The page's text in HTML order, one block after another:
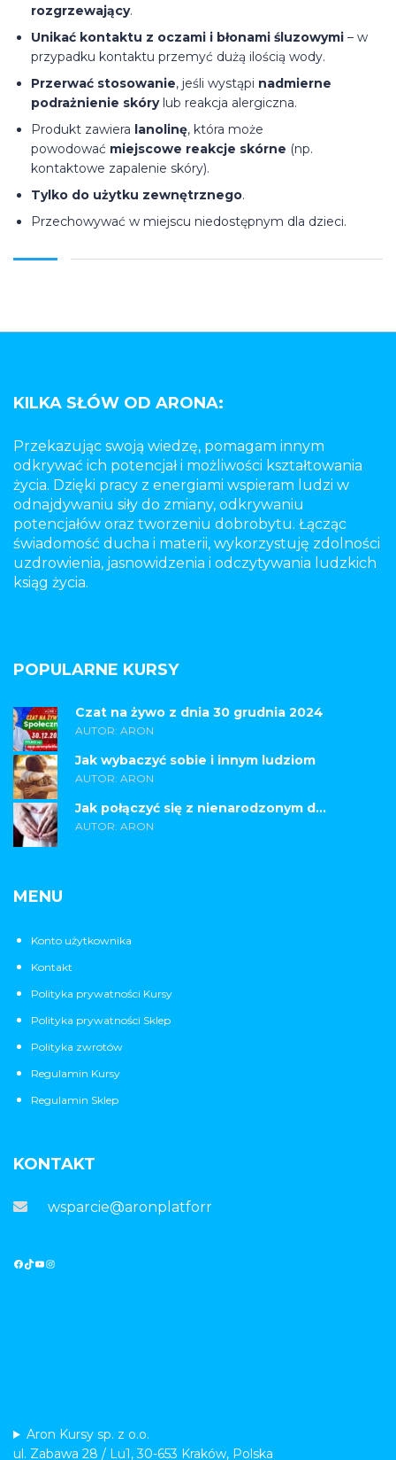
rozgrzewający.
Unikać kontaktu z oczami i błonami śluzowymi – w
przypadku kontaktu przemyć dużą ilością wody.
Przerwać stosowanie, jeśli wystąpi nadmierne
podrażnienie skórylub reakcja alergiczna.
Produkt zawiera lanolinę, która może
powodować miejscowe reakcje skórne (np.
kontaktowe zapalenie skóry).
Tylko do użytku zewnętrznego.
Przechowywać w miejscu niedostępnym dla dzieci.
KILKA SŁÓW OD ARONA:
Przekazując swoją wiedzę, pomagam innym
odkrywać ich potencjał i możliwości kształtowania
życia. Dzięki pracy z energiami wspieram ludzi w
odnajdywaniu siły do zmiany, odkrywaniu
potencjałów oraz tworzeniu dobrobytu. Łącząc
świadomość ducha i materii, wykorzystuję zdolności
uzdrowienia, jasnowidzenia i odczytywania ludzkich
ksiąg życia.
POPULARNE KURSY
Czat na żywo z dnia 30 grudnia 2024
AUTOR: ARON
Jak wybaczyć sobie i innym ludziom
AUTOR: ARON
Jak połączyć się z nienarodzonym d...
AUTOR: ARON
MENU
Konto użytkownika
Kontakt
Polityka prywatności Kursy
Polityka prywatności Sklep
Polityka zwrotów
Regulamin Kursy
Regulamin Sklep
KONTAKT
wsparcie@aronplatforma.pl
Aron Kursy sp. z o.o.
ul. Zabawa 28 / Lu1, 30-653 Kraków, Polska